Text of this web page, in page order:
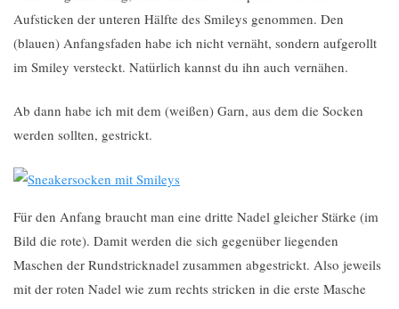
Aufsticken der unteren Hälfte des Smileys genommen. Den
(blauen) Anfangsfaden habe ich nicht vernäht, sondern aufgerollt
im Smiley versteckt. Natürlich kannst du ihn auch vernähen.
Ab dann habe ich mit dem (weißen) Garn, aus dem die Socken
werden sollten, gestrickt.
Für den Anfang braucht man eine dritte Nadel gleicher Stärke (im
Bild die rote). Damit werden die sich gegenüber liegenden
Maschen der Rundstricknadel zusammen abgestrickt. Also jeweils
mit der roten Nadel wie zum rechts stricken in die erste Masche